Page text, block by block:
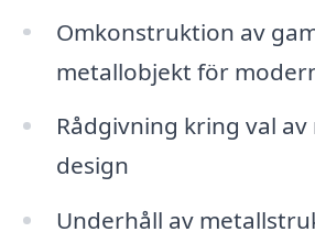
Omkonstruktion av
metallobjekt för
Rådgivning kring val
design
Underhåll av